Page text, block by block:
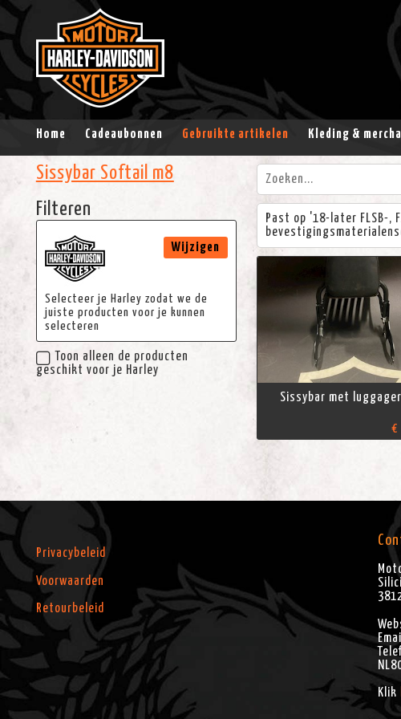
Home Cadeaubonnen Gebruikte artikelen Kleding &
Sissybar Softail m8
Filteren
Selecteer je Harley zodat we de
juiste producten voor je kunnen
selecteren
Wijzigen
Toon alleen de producten
geschikt voor je Harley
Past op '18-later FLSB-,
Sissybar met
€
Privacybeleid
Voorwaarden
Retourbeleid
Klik